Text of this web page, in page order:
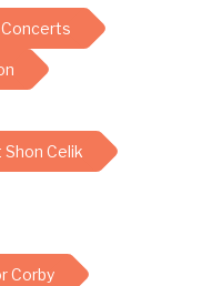
Celik
Corby